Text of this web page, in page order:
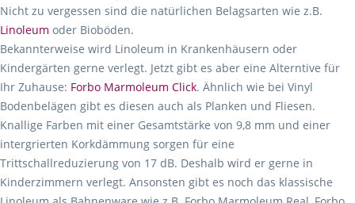
Nicht zu vergessen sind die natürlichen Belagsarten wie z.B.
Linoleum oder Bioböden.
Bekannterweise wird Linoleum in Krankenhäusern oder
Kindergärten gerne verlegt. Jetzt gibt es aber eine Alterntive für
Ihr Zuhause: Forbo Marmoleum Click. Ähnlich wie bei Vinyl
Bodenbelägen gibt es diesen auch als Planken und Fliesen.
Knallige Farben mit einer Gesamtstärke von 9,8 mm und einer
intergrierten Korkdämmung sorgen für eine
Trittschallreduzierung von 17 dB. Deshalb wird er gerne in
Kinderzimmern verlegt. Ansonsten gibt es noch das klassische